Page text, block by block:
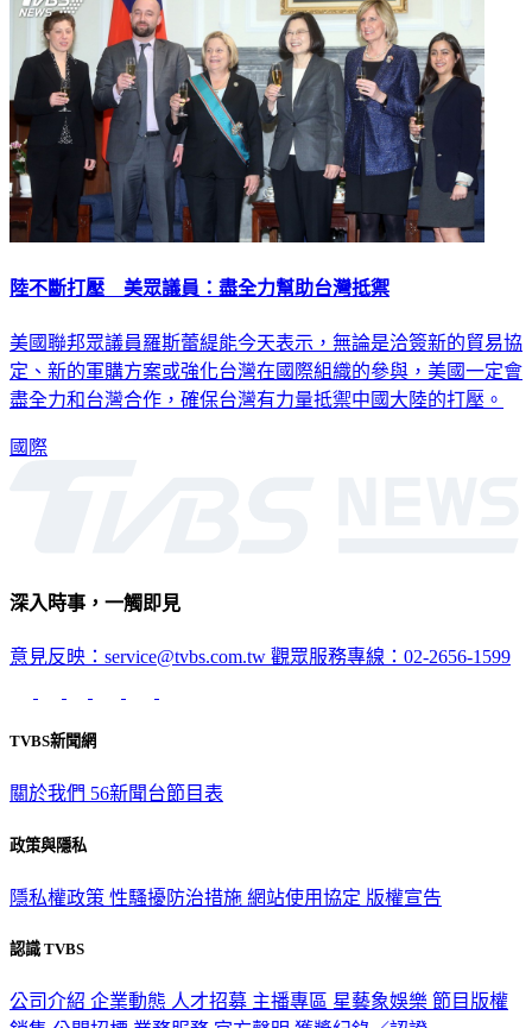
陸不斷打壓 美眾議員：盡全力幫助台灣抵禦
美國聯邦眾議員羅斯蕾緹能今天表示，無論是洽簽新的貿易協
定、新的軍購方案或強化台灣在國際組織的參與，美國一定會
盡全力和台灣合作，確保台灣有力量抵禦中國大陸的打壓。
國際
深入時事，一觸即見
意見反映：service@tvbs.com.tw 觀眾服務專線：02-2656-1599
TVBS新聞網
關於我們 56新聞台節目表
政策與隱私
隱私權政策 性騷擾防治措施 網站使用協定 版權宣告
認識 TVBS
公司介紹 企業動態 人才招募 主播專區 星藝象娛樂 節目版權